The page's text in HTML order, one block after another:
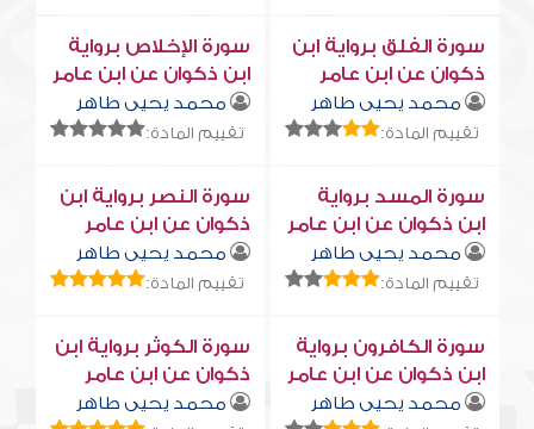
سورة الفلق برواية ابن
ذكوان عن ابن عامر
محمد يحيى طاهر
تقييم المادة:
سورة الإخلاص برواية
ابن ذكوان عن ابن عامر
محمد يحيى طاهر
تقييم المادة:
سورة المسد برواية
ابن ذكوان عن ابن عامر
محمد يحيى طاهر
تقييم المادة:
سورة النصر برواية ابن
ذكوان عن ابن عامر
محمد يحيى طاهر
تقييم المادة:
سورة الكافرون برواية
ابن ذكوان عن ابن عامر
محمد يحيى طاهر
سورة الكوثر برواية ابن
ذكوان عن ابن عامر
محمد يحيى طاهر